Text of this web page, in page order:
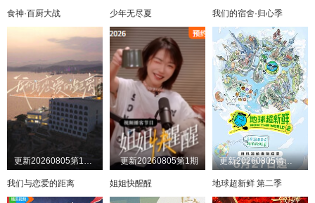
食神·百厨大战 少年无尽夏 我们的宿舍·归心季
更新20260805第10期
我们与恋爱的距离
更新20260805第1期
姐姐快醒醒
更新20260805特别联动
地球超新鲜 第二季